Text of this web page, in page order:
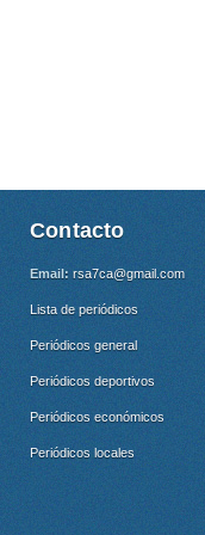
Contacto
Email: rsa7ca@gmail.com
Lista de periódicos
Periódicos general
Periódicos deportivos
Periódicos económicos
Periódicos locales